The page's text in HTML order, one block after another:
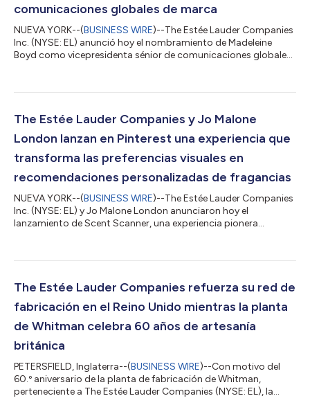
comunicaciones globales de marca
NUEVA YORK--(BUSINESS WIRE)--The Estée Lauder Companies
Inc. (NYSE: EL) anunció hoy el nombramiento de Madeleine
Boyd como vicepresidenta sénior de comunicaciones globales
que sus marcas se conectan mejor con los consumidores,
globales de marca. En esta función, se asegurará de que la
cartera de productos diversa de...
The Estée Lauder Companies y Jo Malone
London lanzan en Pinterest una experiencia que
transforma las preferencias visuales en
recomendaciones personalizadas de fragancias
NUEVA YORK--(BUSINESS WIRE)--The Estée Lauder Companies
Inc. (NYSE: EL) y Jo Malone London anunciaron hoy el
lanzamiento de Scent Scanner, una experiencia pionera
analiza las preferencias visuales reflejadas en los tableros de
adaptadas a cada usuario. Tras el éxito de AI Scent Advisor de
Jo Malone London, presentado en 2025, S...
The Estée Lauder Companies refuerza su red de
fabricación en el Reino Unido mientras la planta
de Whitman celebra 60 años de artesanía
británica
PETERSFIELD, Inglaterra--(BUSINESS WIRE)--Con motivo del
60.º aniversario de la planta de fabricación de Whitman,
perteneciente a The Estée Lauder Companies (NYSE: EL), la